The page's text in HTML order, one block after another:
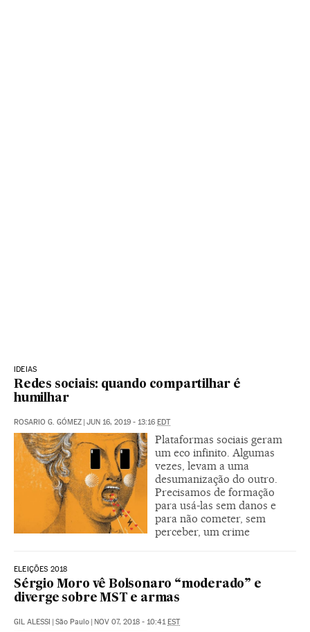
IDEIAS
Redes sociais: quando compartilhar é
humilhar
ROSARIO G. GÓMEZ JUN 16, 2019 - 13:16 EDT
Plataformas sociais geram
um eco infinito. Algumas
vezes, levam a uma
desumanização do outro.
Precisamos de formação
para usá-las sem danos e
para não cometer, sem
perceber, um crime
ELEIÇÕES 2018
Sérgio Moro vê Bolsonaro “moderado” e
diverge sobre MST e armas
GIL ALESSI São Paulo NOV 07, 2018 - 10:41 EST